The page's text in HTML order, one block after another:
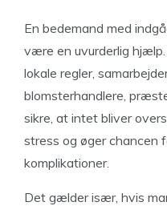
En bedemand med
være en uvurderlig
lokale regler,
blomsterhandlere,
sikre, at intet bliver
stress og øger chancen
komplikationer.
Det gælder især, hvis